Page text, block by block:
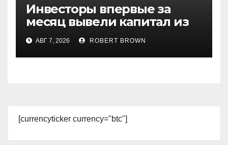
Инвесторы впервые за
месяц вывели капитал из
биржевых фондов на XRP
АВГ 7, 2026 ROBERT BROWN
[currencyticker currency="btc"]